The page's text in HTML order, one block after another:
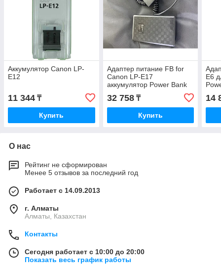
Аккумулятор Canon LP-
E12
11 344 ₸
Купить
Адаптер питание FB for
Canon LP-E17
аккумулятор Power Bank
32 758₸
Купить
E6
14
О нас
Рейтинг не сформирован
Менее 5 отзывов за последний год
Работает с 14.09.2013
г. Алматы
Алматы, Казахстан
Контакты
Сегодня работает с 10:00 до 20:00
Показать весь график работы